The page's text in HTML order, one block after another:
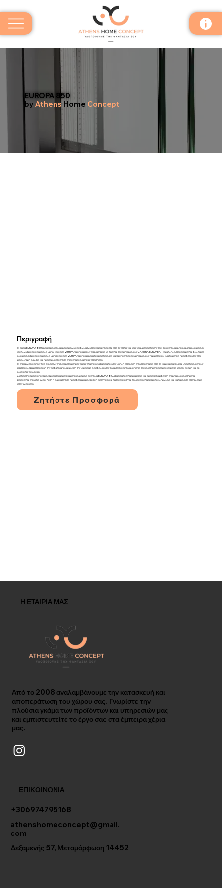
EUROPA 850
by Athens Home Concept
Περιγραφή
Η σειρά EUROPA 850 είναι ένα σύστημα ανοιγόμενων κουφωμάτων που χαρακτηρίζεται από τις απλές και ίσιες γραμμές σχεδίασης του. Το σύστημα αυτό διαθέτει δύο μεγέθη
φύλλων (μικρό και μεγάλο), μπινί και κάσα 23mm, τα οποία έχουν σχεδιαστεί για να δέχονται τους μηχανισμούς CAMERA EUROPEA. Παράλληλα, προσφέρονται φύλλα σε
δύο μεγέθη (μικρό και μεγάλο), μπινί και κάσα 29mm, τα οποία είναι ειδικά σχεδιασμένα για να υποστηρίζουν μηχανισμούς περιμετρικού κλειδώματος, προσφέροντας έτσι
μεγαλύτερη ευελιξία και προσαρμοστικότητα στις κατασκευαστικές απαιτήσεις.
Η στεγάνωση και των δύο εκδόσεων επιτυγχάνεται με τρεις σειρές ελαστικών, εξασφαλίζοντας υψηλή απόδοση στην προστασία από τα καιρικά φαινόμενα. Ο σχεδιασμός τους
έχει προβλέψει με προσοχή την ασφαλή απομάκρυνση της υγρασίας, εξασφαλίζοντας την αντοχή και την αξιοπιστία του συστήματος σε μακροχρόνια χρήση, ακόμη και σε
δύσκολες συνθήκες.
Σχεδιάστηκε με σκοπό να συνεργάζεται αρμονικά με το συρόμενο σύστημα EUROPA 800, εξασφαλίζοντας μια ενιαία και ομοιογενή εμφάνιση όταν τα δύο συστήματα
βρίσκονται στον ίδιο χώρο. Αυτή η συμβατότητα προσφέρει μια συνεκτική αισθητική και λειτουργικότητα, δημιουργώντας ένα ολοκληρωμένο και καλαίσθητο αποτέλεσμα
στον χώρο σας.
Ζητήστε Προσφορά
Η ΕΤΑΙΡΙΑ ΜΑΣ
Από το 2008 αναλαμβάνουμε την κατασκευή και
αποπεράτωση του χώρου σας. Γνωρίστε την
πλούσια γκάμα των προϊόντων και υπηρεσιών μας
και εμπιστευτείτε το έργο σας στα έμπειρα χέρια
μας.
ΕΠΙΚΟΙΝΩΝΙΑ
+306974795168
athenshomeconcept@gmail.
com
Δεξαμενής 57, Μεταμόρφωση 14452